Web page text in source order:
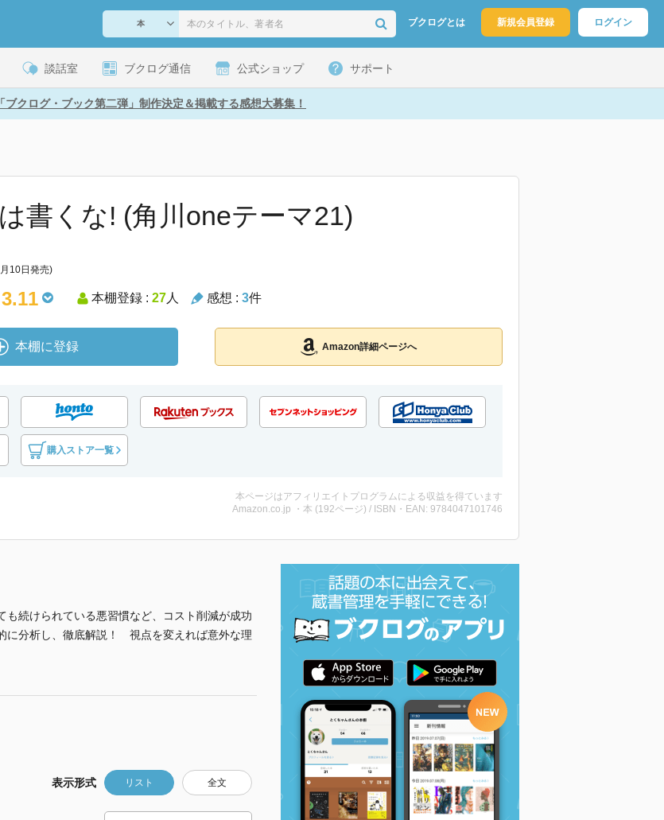
ブクログとは 新規会員登録 ログイン
談話室 ブクログ通信 公式ショップ サポート
「ブクログ・ブック第二弾」制作決定＆掲載する感想大募集！
書くな! (角川oneテーマ21)
10日発売)
3.11 本棚登録 : 27人 感想 : 3件
本棚に登録 Amazon詳細ページへ
購入ストア一覧
本ページはアフィリエイトプログラムによる収益を得ています
Amazon.co.jp ・本 (192ページ) / ISBN・EAN: 9784047101746
続けられている悪習慣など、コスト削減が成功
分析し、徹底解説！ 視点を変えれば意外な理
表示形式 リスト 全文